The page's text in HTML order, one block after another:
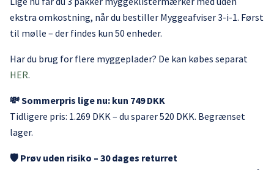
ekstra omkostning, når du bestiller Myggeafviser 3-i-1. Først
til mølle – der findes kun 50 enheder.
Har du brug for flere myggeplader? De kan købes separat
HER.
💸 Sommerpris lige nu: kun 749 DKK
Tidligere pris: 1.269 DKK – du sparer 520 DKK. Begrænset
lager.
🛡️ Prøv uden risiko – 30 dages returret